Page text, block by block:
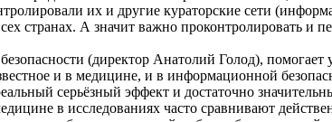
их и другие кураторские сети
странах. А значит важно проконтролировать и
(директор Анатолий Голод),
и в медицине, и в информационной
серьёзный эффект и достаточно
в исследованиях часто сравнивают